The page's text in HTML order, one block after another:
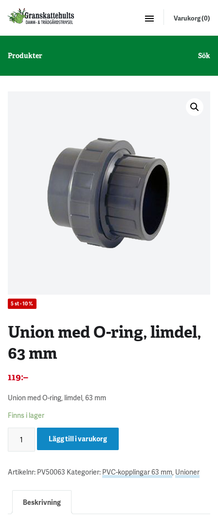
Varukorg (0)
Produkter Sök
5 st - 10 %
Union med O-ring, limdel,
63 mm
119:–
Union med O-ring, limdel, 63 mm
Finns i lager
Lägg till i varukorg
Artikelnr: PV50063 Kategorier: PVC-kopplingar 63 mm Unioner
Beskrivning